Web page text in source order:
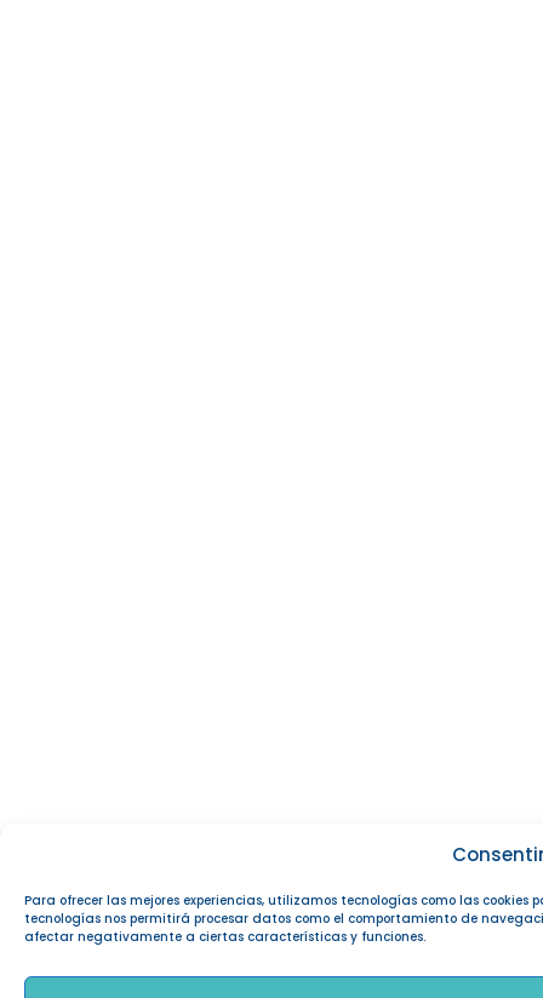
Para ofrecer las mejores experiencias, utilizamos tecnologías como las
tecnologías nos permitirá procesar datos como el comportamiento de
afectar negativamente a ciertas características y funciones.